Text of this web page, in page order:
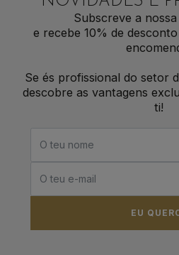
Subscreve a
e recebe 10% de
Se és profissional do setor
descobre as vantagens
ti!
EU